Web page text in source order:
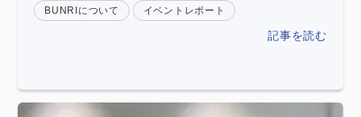
BUNRIについて イベントレポート
記事を読む